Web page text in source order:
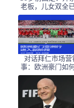
老板，儿女双全
自由，妻子还是
朋友
对话拜仁市场营
事：欧洲豪门如
中国足球市